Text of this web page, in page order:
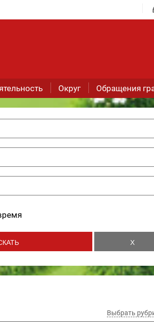
Округ Обращения
Выбрать